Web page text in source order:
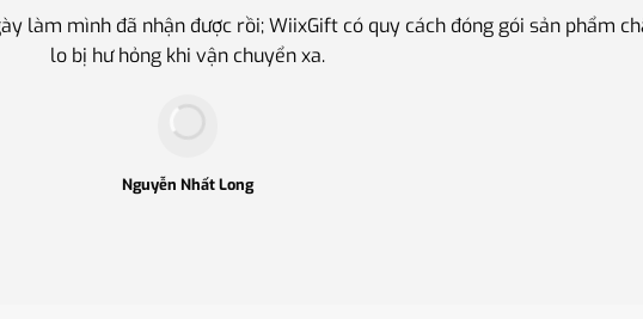
làm mình đã nhận được rồi; WiixGift có quy cách đóng gói sản phẩm
lo bị hư hỏng khi vận chuyển xa.
Nguyễn Nhất Long